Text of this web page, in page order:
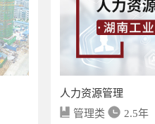
人力资源管理
管理类
2.5年